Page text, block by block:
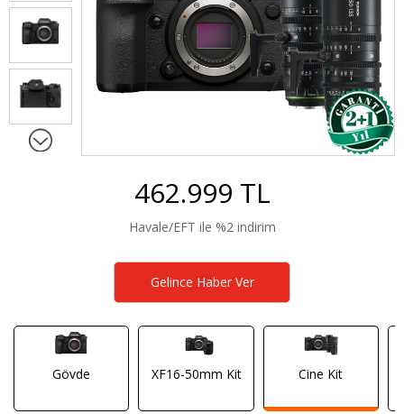
462.999 TL
Havale/EFT ile %2 indirim
Gövde XF16-50mm Kit Cine Kit
Gelince Haber Ver